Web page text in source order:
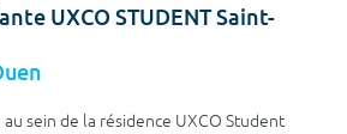
UXCO STUDENT Saint-
sein de la résidence UXCO Student